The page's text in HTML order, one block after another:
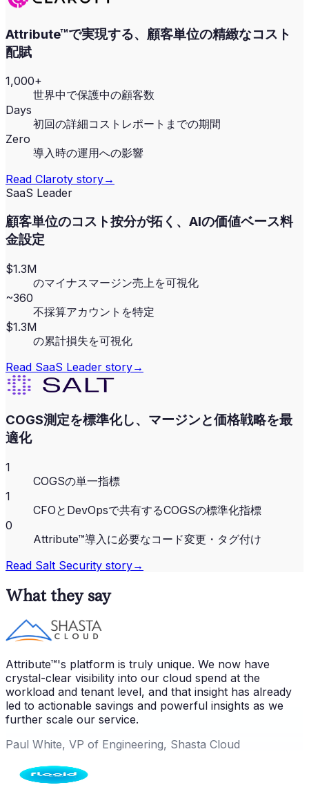
Attribute™で実現する、顧客単位の精緻なコスト
配賦
1,000+
世界中で保護中の顧客数
Days
初回の詳細コストレポートまでの期間
Zero
導入時の運用への影響
Read Claroty story→
SaaS Leader
顧客単位のコスト按分が拓く、AIの価値ベース料
金設定
$1.3M
のマイナスマージン売上を可視化
~360
不採算アカウントを特定
$1.3M
の累計損失を可視化
Read SaaS Leader story→
COGS測定を標準化し、マージンと価格戦略を最
適化
1
COGSの単一指標
1
CFOとDevOpsで共有するCOGSの標準化指標
0
Attribute™導入に必要なコード変更・タグ付け
Read Salt Security story→
What they say
Attribute™'s platform is truly unique. We now have
crystal-clear visibility into our cloud spend at the
workload and tenant level, and that insight has already
led to actionable savings and powerful insights as we
further scale our service.
Paul White, VP of Engineering, Shasta Cloud